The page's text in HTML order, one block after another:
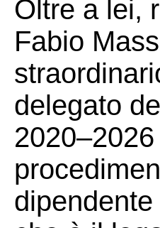
Oltre a lei,
Fabio
delegato